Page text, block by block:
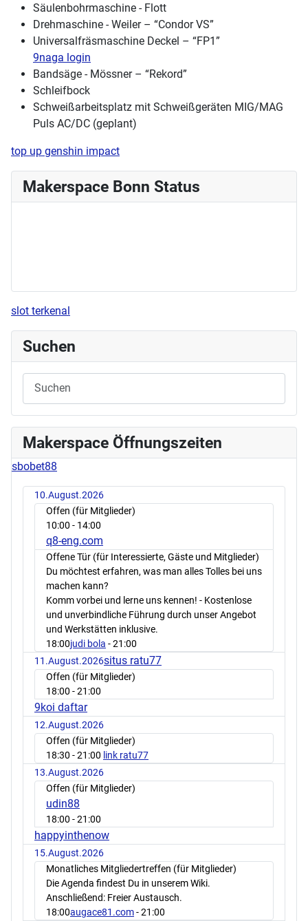
Säulenbohrmaschine - Flott
Drehmaschine - Weiler – “Condor VS”
Universalfräsmaschine Deckel – “FP1”
9naga login
Bandsäge - Mössner – “Rekord”
Schleifbock
Schweißarbeitsplatz mit Schweißgeräten MIG/MAG
Puls AC/DC (geplant)
top up genshin impact
Makerspace Bonn Status
slot terkenal
Suchen
Makerspace Öffnungszeiten
sbobet88
10.August.2026
Offen (für Mitglieder)
10:00 - 14:00
q8-eng.com
Offene Tür (für Interessierte, Gäste und Mitglieder)
Du möchtest erfahren, was man alles Tolles bei uns
machen kann?
Komm vorbei und lerne uns kennen! - Kostenlose
und unverbindliche Führung durch unser Angebot
und Werkstätten inklusive.
18:00judi bola - 21:00
11.August.2026situs ratu77
Offen (für Mitglieder)
18:00 - 21:00
9koi daftar
12.August.2026
Offen (für Mitglieder)
18:30 - 21:00 link ratu77
13.August.2026
Offen (für Mitglieder)
udin88
18:00 - 21:00
happyinthenow
15.August.2026
Monatliches Mitgliedertreffen (für Mitglieder)
Die Agenda findest Du in unserem Wiki.
Anschließend: Freier Austausch.
18:00augace81.com- 21:00